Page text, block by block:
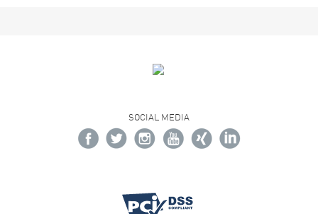
SOCIAL MEDIA